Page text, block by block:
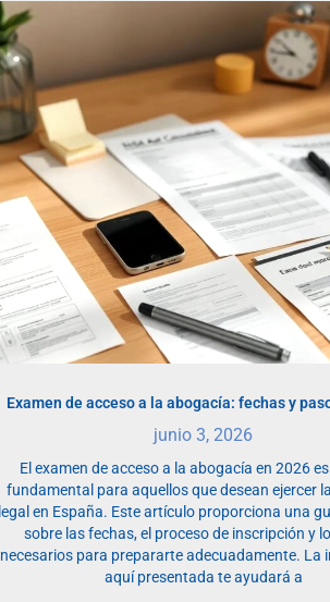
Examen de acceso a la abogacía: fechas y
junio 3, 2026
El examen de acceso a la abogacía en 2026
fundamental para aquellos que desean ejercer
legal en España. Este artículo proporciona una
sobre las fechas, el proceso de inscripción y
necesarios para prepararte adecuadamente. La
aquí presentada te ayudará a